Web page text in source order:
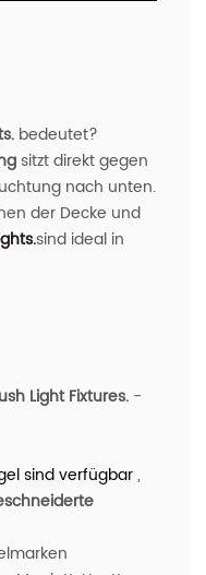
bedeutet?
sitzt direkt gegen
nach unten.
der Decke und
sind ideal in
Light Fixtures. -
sind verfügbar,